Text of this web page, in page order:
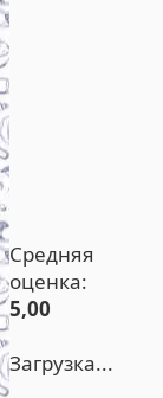
Средняя
оценка:
5,00
Загрузка...